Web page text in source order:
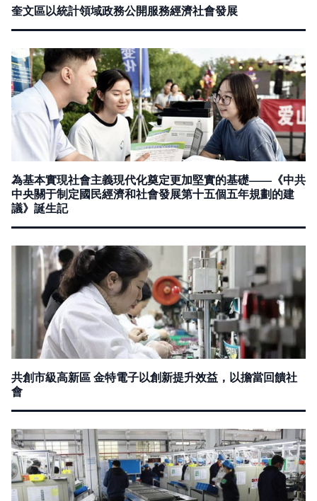
奎文區以統計領域政務公開服務經濟社會發展
為基本實現社會主義現代化奠定更加堅實的基礎——《中共
中央關于制定國民經濟和社會發展第十五個五年規劃的建
議》誕生記
共創市級高新區 金特電子以創新提升效益，以擔當回饋社
會